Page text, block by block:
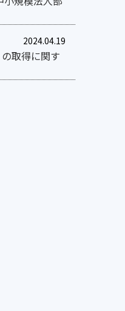
2024.04.19
取得に関す